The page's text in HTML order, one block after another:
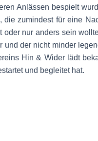
Anlässen bespielt
zumindest für eine
nur anders sein
der nicht minder
Hin & Wider lädt
und begleitet hat.